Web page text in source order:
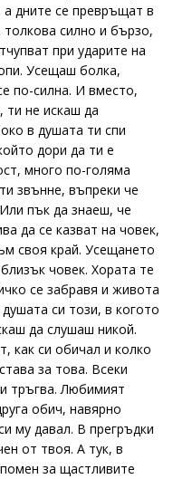
дните се превръщат в
силно и бързо,
при ударите на
Усещаш болка,
по-силна. И вместо,
ти не искаш да
в душата ти спи
дори да ти е
много по-голяма
звънне, въпреки че
пък да знаеш, че
да се казват на човек,
своя край. Усещането
човек. Хората те
се забравя и живота
си този, в когото
да слушаш никой.
как си обичал и колко
за това. Всеки
тръгва. Любимият
обич, навярно
му давал. В прегръдки
от твоя. А тук, в
за щастливите